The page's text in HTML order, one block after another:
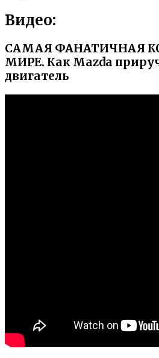
Видео:
САМАЯ ФАНАТИЧНАЯ
МИРЕ. Как Mazda
двигатель